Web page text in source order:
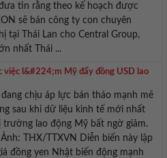
tin rằng theo kế hoạch được
sẽ bán công ty con chuyên
tại Thái Lan cho Central Group,
nhất Thái ...
việc l&#224;m Mỹ đẩy đồng USD lao
chịu áp lực bán tháo mạnh mẽ
sau khi dữ liệu kinh tế mới nhất
trường lao động Mỹ bất ngờ giảm.
THX/TTXVN Diễn biến này lập
đồng yen Nhật biến động mạnh